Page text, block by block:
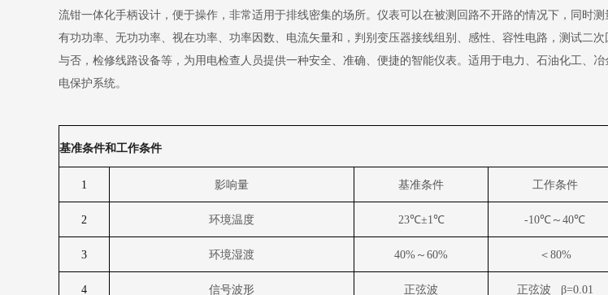
流钳一体化手柄设计，便于操作，非常适用于排线密集的场所。仪表可以在被测回路不开路的情况下，同时
有功功率、无功功率、视在功率、功率因数、电流矢量和，判别变压器接线组别、感性、容性电路，测试二
与否，检修线路设备等，为用电检查人员提供一种安全、准确、便捷的智能仪表。适用于电力、石油化工、
电保护系统。
基准条件和工作条件
1 影响量 基准条件 工作条件
2 环境温度 23℃±1℃ -10℃～ 40℃
3 环境湿渡 40% ～ 60% ＜ 80%
4 信号波形 正弦波 正弦波 β=0.01